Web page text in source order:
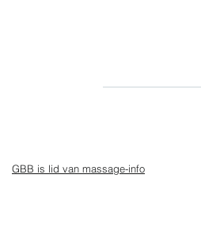
GBB is lid van massage-info